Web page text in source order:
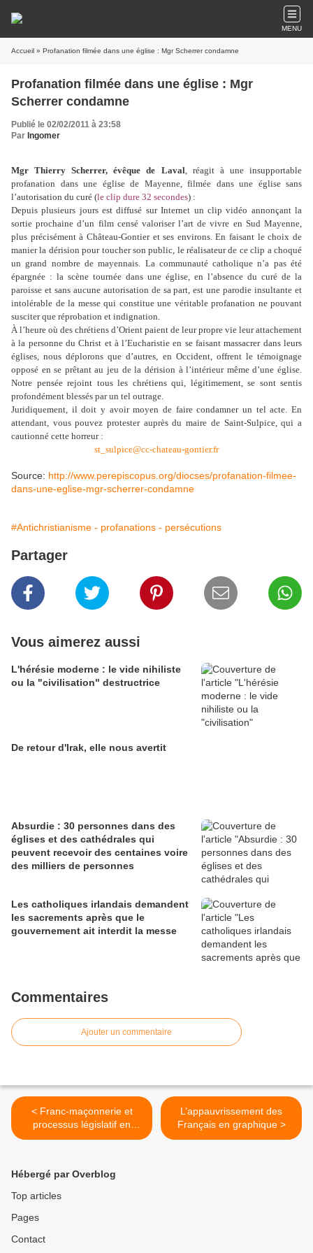
MENU
Accueil » Profanation filmée dans une église : Mgr Scherrer condamne
Profanation filmée dans une église : Mgr
Scherrer condamne
Publié le 02/02/2011 à 23:58
Par Ingomer
Mgr Thierry Scherrer, évêque de Laval, réagit à une insupportable
profanation dans une église de Mayenne, filmée dans une église sans
l’autorisation du curé (le clip dure 32 secondes) :
Depuis plusieurs jours est diffusé sur Internet un clip vidéo annonçant la
sortie prochaine d’un film censé valoriser l’art de vivre en Sud Mayenne,
plus précisément à Château-Gontier et ses environs. En faisant le choix de
manier la dérision pour toucher son public, le réalisateur de ce clip a choqué
un grand nombre de mayennais. La communauté catholique n’a pas été
épargnée : la scène tournée dans une église, en l’absence du curé de la
paroisse et sans aucune autorisation de sa part, est une parodie insultante et
intolérable de la messe qui constitue une véritable profanation ne pouvant
susciter que réprobation et indignation.
À l’heure où des chrétiens d’Orient paient de leur propre vie leur attachement
à la personne du Christ et à l’Eucharistie en se faisant massacrer dans leurs
églises, nous déplorons que d’autres, en Occident, offrent le témoignage
opposé en se prêtant au jeu de la dérision à l’intérieur même d’une église.
Notre pensée rejoint tous les chrétiens qui, légitimement, se sont sentis
profondément blessés par un tel outrage.
Juridiquement, il doit y avoir moyen de faire condamner un tel acte. En
attendant, vous pouvez protester auprès du maire de Saint-Sulpice, qui a
cautionné cette horreur :
st_sulpice@cc-chateau-gontier.fr
Source: http://www.perepiscopus.org/diocses/profanation-filmee-
dans-une-eglise-mgr-scherrer-condamne
#Antichristianisme - profanations - persécutions
Partager
Vous aimerez aussi
L'hérésie moderne : le vide nihiliste
ou la "civilisation" destructrice
De retour d'Irak, elle nous avertit
Absurdie : 30 personnes dans des
églises et des cathédrales qui
peuvent recevoir des centaines voire
des milliers de personnes
Les catholiques irlandais demandent
les sacrements après que le
gouvernement ait interdit la messe
Commentaires
Ajouter un commentaire
< Franc-maçonnerie et
processus législatif en
Belgique
L’appauvrissement des
Français en graphique >
Hébergé par Overblog
Top articles
Pages
Contact